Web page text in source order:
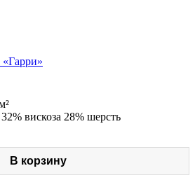
вискоза 28% шерсть
В корзину